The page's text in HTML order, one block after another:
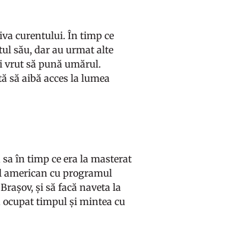
curentului. În timp ce
său, dar au urmat alte
vrut să pună umărul.
să aibă acces la lumea
în timp ce era la masterat
american cu programul
și să facă naveta la
ocupat timpul și mintea cu